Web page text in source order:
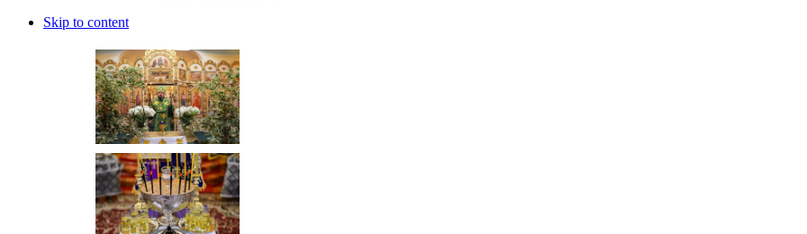
Skip to content